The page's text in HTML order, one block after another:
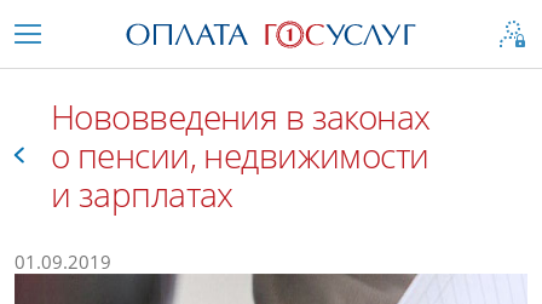
Нововведения в законах
о пенсии, недвижимости
и зарплатах
01.09.2019